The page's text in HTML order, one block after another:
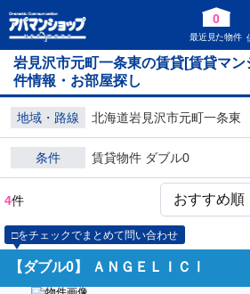
0
最近見た物件
岩見沢市元町一条東の賃貸[賃貸マ
件情報・お部屋探し
地域・路線 北海道岩見沢市元町一条東
条件 賃貸物件 ダブル0
4件
□をチェックでまとめて問い合わせ
【ダブル0】 ＡＮＧＥＬＩＣⅠ